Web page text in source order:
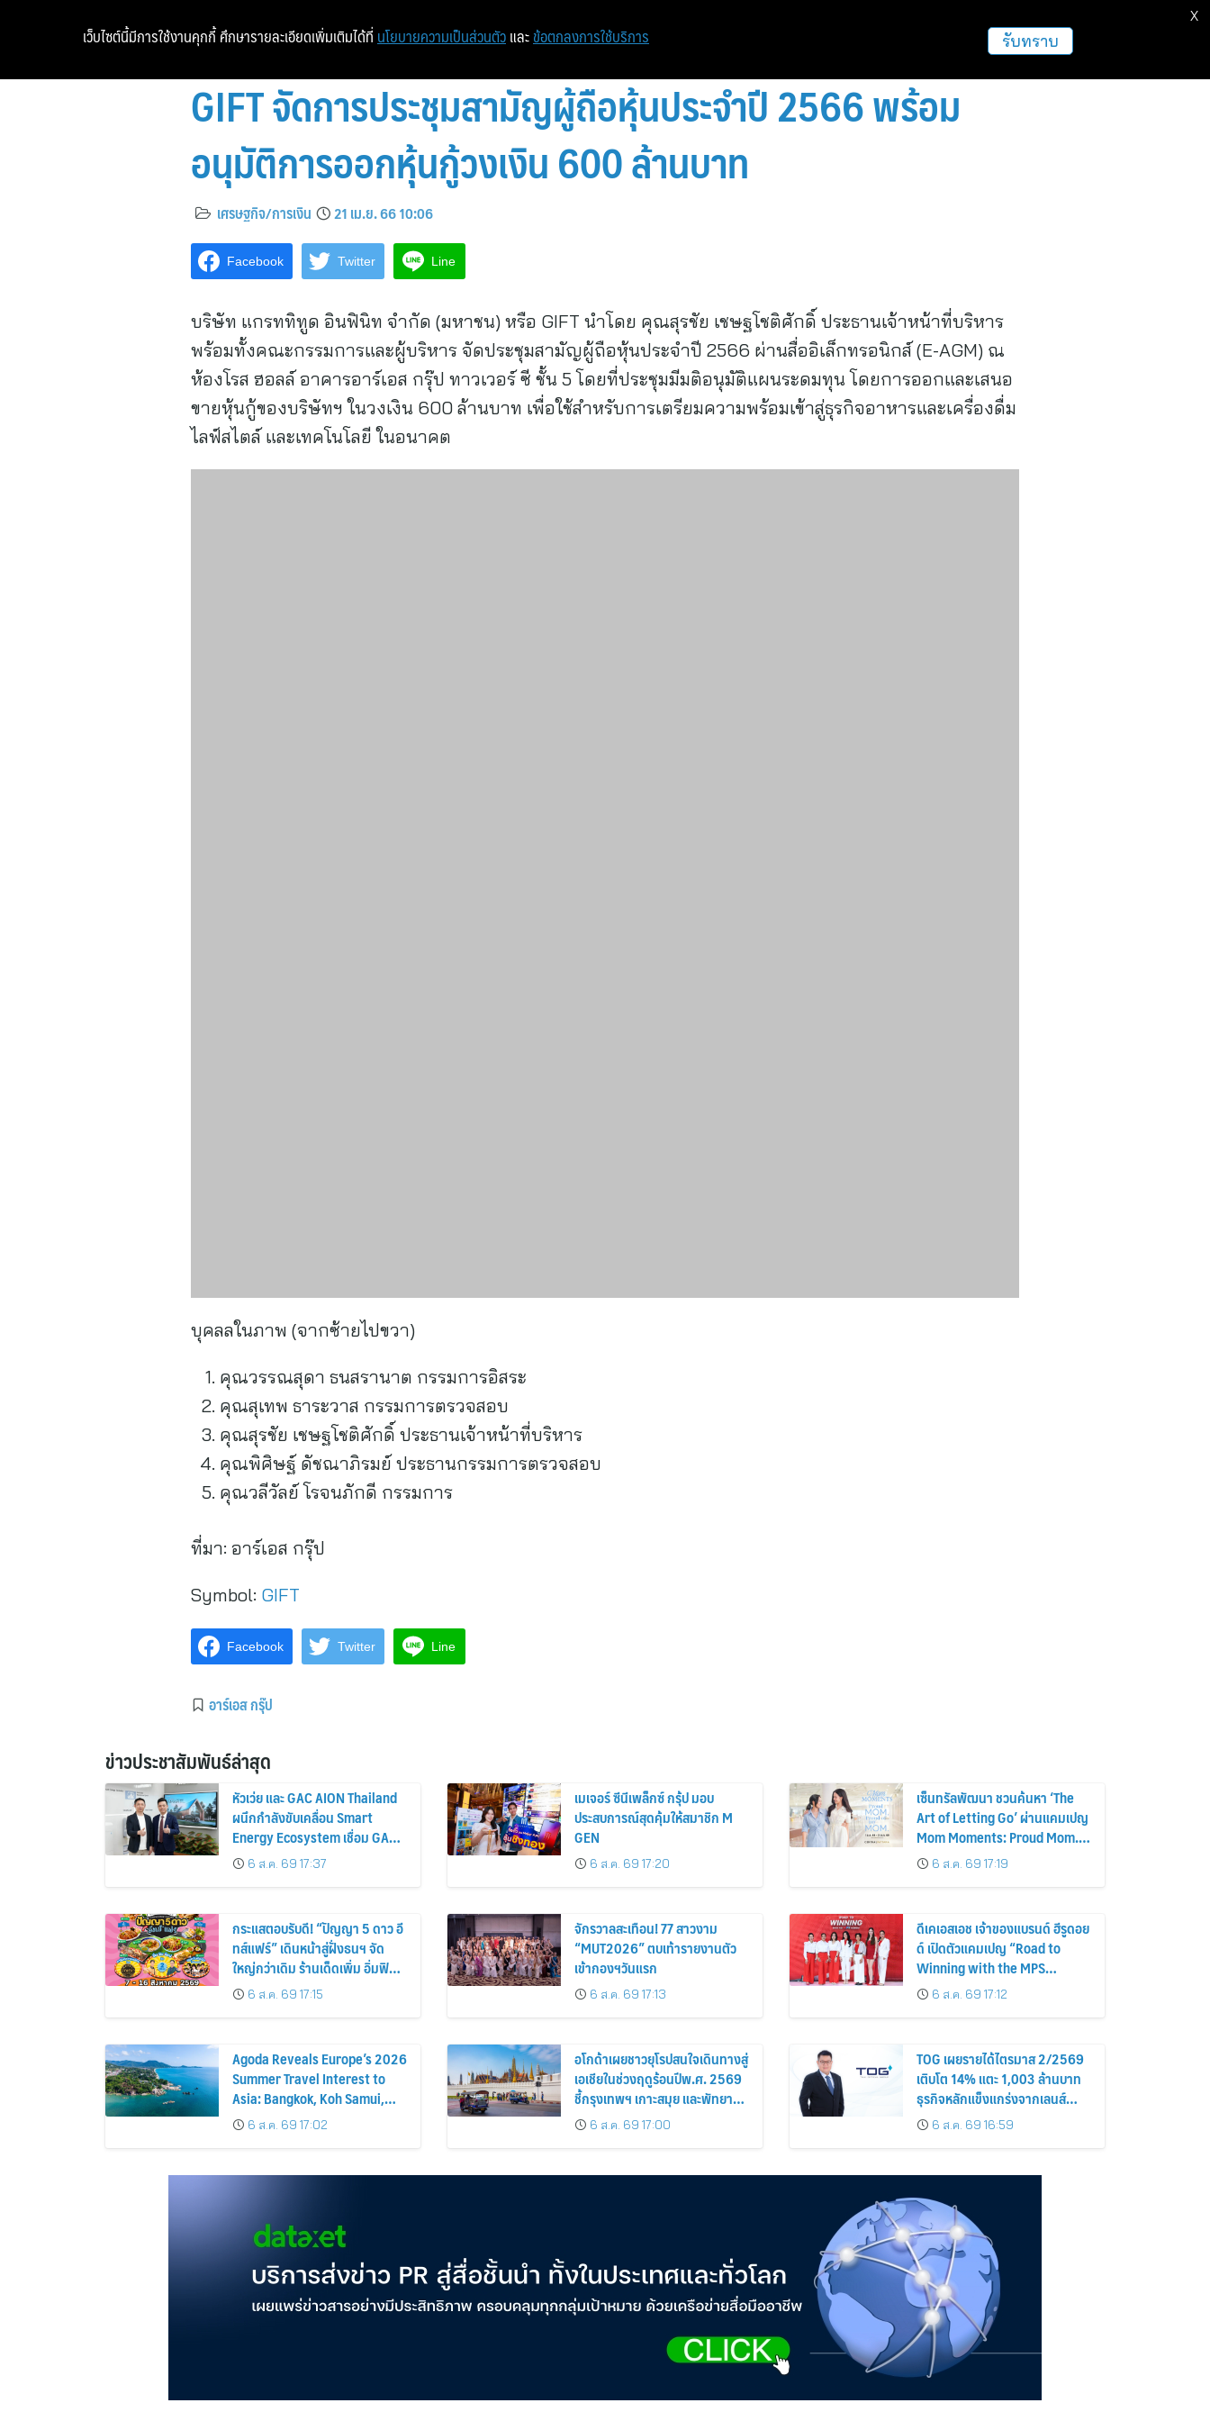
หน้าแรก ท่องเที่ยว ฝากข่าวประชาสัมพันธ์
GIFT จัดการประชุมสามัญผู้ถือหุ้นประจำปี 2566 พร้อม
อนุมัติการออกหุ้นกู้วงเงิน 600 ล้านบาท
เศรษฐกิจ/การเงิน 21 เม.ย. 66 10:06
Facebook Twitter Line
บริษัท แกรททิทูด อินฟินิท จำกัด (มหาชน) หรือ GIFT นำโดย คุณสุรชัย เชษฐโชติศักดิ์ ประธานเจ้าหน้าที่บริหาร
พร้อมทั้งคณะกรรมการและผู้บริหาร จัดประชุมสามัญผู้ถือหุ้นประจำปี 2566 ผ่านสื่ออิเล็กทรอนิกส์ (E-AGM) ณ
ห้องโรส ฮอลล์ อาคารอาร์เอส กรุ๊ป ทาวเวอร์ ซี ชั้น 5 โดยที่ประชุมมีมติอนุมัติแผนระดมทุน โดยการออกและเสนอ
ขายหุ้นกู้ของบริษัทฯ ในวงเงิน 600 ล้านบาท เพื่อใช้สำหรับการเตรียมความพร้อมเข้าสู่ธุรกิจอาหารและเครื่องดื่ม
ไลฟ์สไตล์ และเทคโนโลยี ในอนาคต
บุคลลในภาพ (จากซ้ายไปขวา)
คุณวรรณสุดา ธนสรานาต กรรมการอิสระ
คุณสุเทพ ธาระวาส กรรมการตรวจสอบ
คุณสุรชัย เชษฐโชติศักดิ์ ประธานเจ้าหน้าที่บริหาร
คุณพิศิษฐ์ ดัชณาภิรมย์ ประธานกรรมการตรวจสอบ
คุณวลีวัลย์ โรจนภักดี กรรมการ
ที่มา: อาร์เอส กรุ๊ป
Symbol: GIFT
Facebook Twitter Line
อาร์เอส กรุ๊ป
ข่าวประชาสัมพันธ์ล่าสุด
หัวเว่ย และ GAC AION Thailand
ผนึกกำลังขับเคลื่อน Smart
Energy Ecosystem เชื่อม GAC
GN8 PHEV รถยนต์ MPV ระดับ
พรีเมียม เข้ากับพลังงานแสง
6 ส.ค. 69 17:37
เมเจอร์ ซีนีเพล็กซ์ กรุ้ป มอบ
ประสบการณ์สุดคุ้มให้สมาชิก M
GEN
6 ส.ค. 69 17:20
เซ็นทรัลพัฒนา ชวนค้นหา ‘The
Art of Letting Go’ ผ่านแคมเปญ
Mom Moments: Proud Mom.
Proud of My Mom.
6 ส.ค. 69 17:19
กระแสตอบรับดี! “ปัญญา 5 ดาว อี
ทส์แฟร์” เดินหน้าสู่ฝั่งธนฯ จัด
ใหญ่กว่าเดิม ร้านเด็ดเพิ่ม อิ่มฟิน
10 วันเต็ม!
6 ส.ค. 69 17:15
จักรวาลสะเทือน! 77 สาวงาม
“MUT2026” ตบเท้ารายงานตัว
เข้ากองฯวันแรก
6 ส.ค. 69 17:13
ดีเคเอสเอช เจ้าของแบรนด์ ฮีรูดอย
ด์ เปิดตัวแคมเปญ “Road to
Winning with the MPS
Science”
6 ส.ค. 69 17:12
Agoda Reveals Europe’s 2026
Summer Travel Interest to
Asia: Bangkok, Koh Samui,
and Pattaya Among the Top
Cities
6 ส.ค. 69 17:02
อโกด้าเผยชาวยุโรปสนใจเดินทางสู่
เอเชียในช่วงฤดูร้อนปีพ.ศ. 2569
ชี้กรุงเทพฯ เกาะสมุย และพัทยา
ติดอันดับเมืองยอดนิยม
6 ส.ค. 69 17:00
TOG เผยรายได้ไตรมาส 2/2569
เติบโต 14% แตะ 1,003 ล้านบาท
ธุรกิจหลักแข็งแกร่งจากเลนส์
มูลค่าเพิ่ม และการขยายตลาดต่าง
ประเทศ พร้อมเดินหน้าลงทุนเพื่อ
6 ส.ค. 69 16:59
เว็บไซต์นี้มีการใช้งานคุกกี้ ศึกษารายละเอียดเพิ่มเติมได้ที่ นโยบายความเป็นส่วนตัว และ ข้อตกลงการใช้บริการ รับทราบ
X